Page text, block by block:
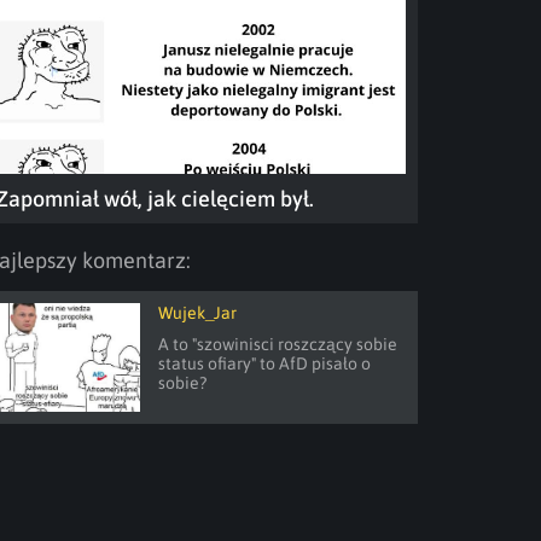
wół, jak cielęciem był.
komentarz:
Wujek_Jar
A to "szowinisci roszczący sobie
status ofiary" to AfD pisało o
sobie?